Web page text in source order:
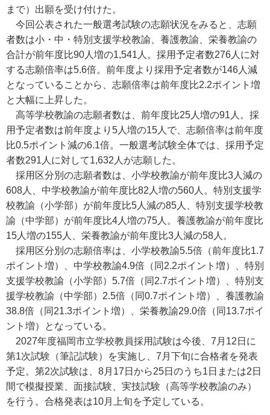
まで）出願を受け付けた。
今回公表された一般選考試験の志願状況をみると、志願
者数は小・中・特別支援学校教諭、養護教諭、栄養教諭の
合計が前年度比90人増の1,541人。採用予定者数276人に対
する志願倍率は5.6倍。前年度より採用予定者数が146人減
となっていることから、志願倍率は前年度比2.2ポイント増
と大幅に上昇した。
高等学校教諭の志願者数は、前年度比25人増の91人。採
用予定者数は前年度より5人増の15人で、志願倍率は前年度
比0.5ポイント減の6.1倍。一般選考試験全体では、採用予定
者数291人に対して1,632人が志願した。
採用区分別の志願者数は、小学校教諭が前年度比3人減の
608人、中学校教諭が前年度比82人増の560人。特別支援学
校教諭（小学部）が前年度比5人減の85人、特別支援学校教
諭（中学部）が前年度比4人増の75人。養護教諭が前年度比
15人増の155人、栄養教諭が前年度比3人減の58人。
採用区分別の志願倍率は、小学校教諭5.5倍（前年度比1.7
ポイント増）、中学校教諭4.9倍（同2.2ポイント増）、特別
支援学校教諭（小学部）5.7倍（同2.7ポイント増）、特別支
援学校教諭（中学部）2.5倍（同0.7ポイント増）、養護教諭
38.8倍（同21.3ポイント増）、栄養教諭29.0倍（同13.7ポイ
ント増）となっている。
2027年度福岡市立学校教員採用試験は今後、7月12日に
第1次試験（筆記試験）を実施し、7月下旬に合格者を発表
予定。第2次試験は、8月17日から25日のうち1日または2日
間で模擬授業、面接試験、実技試験（高等学校教諭のみ）
を行う。合格発表は10月上旬を予定している。